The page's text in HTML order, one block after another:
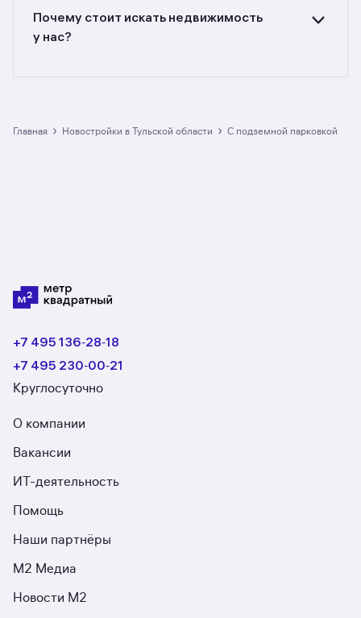
до кв. м., цена квадратного метра — от
до руб.
Почему стоит искать недвижимость
у нас?
в разделе размещено 13 ЖК. Гарантия сделки:
Главная › Новостройки в Тульской области › с подземной парковкой
+7 495 136‑28‑18
+7 495 230‑00‑21
Круглосуточно
О компании
Вакансии
ИТ-деятельность
Помощь
Наши партнёры
М2 Медиа
Новости М2